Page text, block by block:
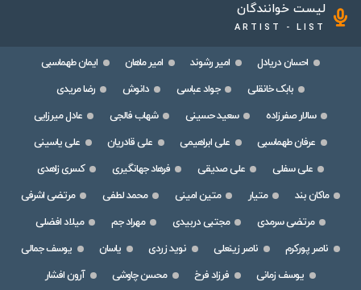
لیست خوانندگان
ARTIST - LIST
احسان دریادل امیر رشوند امیر ماهان
ایمان طهماسبی
بابک خانقلی
جواد عباسی دانوش
رضا مریدی
سالار صفرزاده
سعید حسینی شهاب فالجی
عادل میرزایی
عرفان طهماسبی
علی ابراهیمی علی قادریان
علی یاسینی
علی سفلی
علی صدیقی فرهاد جهانگیری
کسری زاهدی
ماکان بند
متیار متین امینی محمد لطفی
مرتضی اشرفی
مرتضی سرمدی
مجتبی دربیدی مهراد جم
میلاد افضلی
ناصر پورکرم
ناصر زینعلی نوید زردی یاسان
یوسف جمالی
یوسف زمانی
فرزاد فرخ محسن چاوشی
آرون افشار